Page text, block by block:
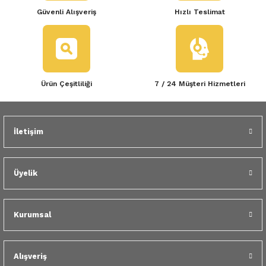
Güvenli Alışveriş Hızlı Teslimat
Ürün Çeşitliliği 7 / 24 Müşteri Hizmetleri
İletişim
Üyelik
Kurumsal
Alışveriş